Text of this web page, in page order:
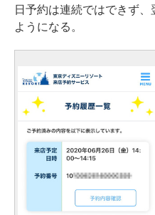
日予約は連続ではできず
ようになる。